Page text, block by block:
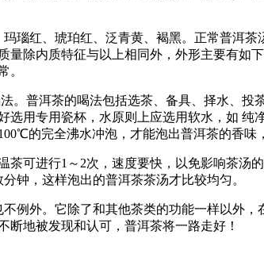
红、琥珀红、泛青黄、褐黑。正常普洱茶
除内质特征与以上相同外，外形主要有如
。
普洱茶的喝法包括选茶、备具、择水、投
用专用瓷杯，水原则上应选用软水，如 纯
的完全沸水冲泡，才能泡出普洱茶的香味
进行1～2次，速度要快，以免影响茶汤
钟，这样泡出的普洱茶茶汤才比较均匀。
外。它除了和其他茶类的功能一样以外，
地被发现和认可，普洱茶将一路走好！